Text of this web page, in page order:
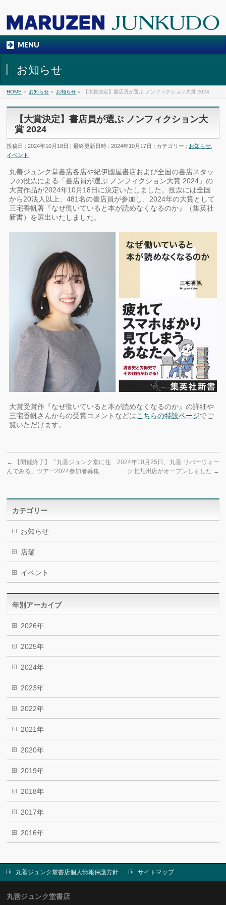
MENU
お知らせ
HOME » お知らせ » お知らせ » 【大賞決定】書店員が選ぶ ノンフィクション大賞 2024
【大賞決定】書店員が選ぶ ノンフィクション大
賞 2024
投稿日 : 2024年10月18日 最終更新日時 : 2024年10月17日 カテゴリー : お知らせ
イベント
丸善ジュンク堂書店各店や紀伊國屋書店および全国の書店スタッ
フの投票による「書店員が選ぶ ノンフィクション大賞 2024」の
大賞作品が2024年10月18日に決定いたしました。投票には全国
から20法人以上、481名の書店員が参加し、2024年の大賞として
三宅香帆著『なぜ働いていると本が読めなくなるのか』（集英社
新書）を選出いたしました。
大賞受賞作『なぜ働いていると本が読めなくなるのか』の詳細や
三宅香帆さんからの受賞コメントなどはこちらの特設ページでご
覧いただけます。
←
【開催終了】「丸善ジュンク堂に住
んでみる」ツアー2024参加者募集
2024年10月25日、丸善 リバーウォー
ク北九州店がオープンしました →
カテゴリー
お知らせ
店舗
イベント
年別アーカイブ
2026年
2025年
2024年
2023年
2022年
2021年
2020年
2019年
2018年
2017年
2016年
丸善ジュンク堂書店個人情報保護方針 サイトマップ
丸善ジュンク堂書店